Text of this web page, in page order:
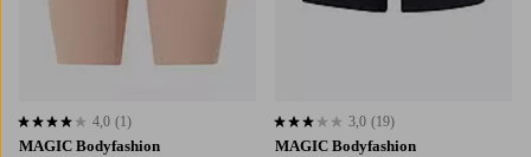
MAGIC Bodyfashion
4,0 perustuen 1 arvosanaan
4,0 (1)
MAGIC Bodyfashion
3,0 perustuen 19 arvosanaan
3,0 (19)